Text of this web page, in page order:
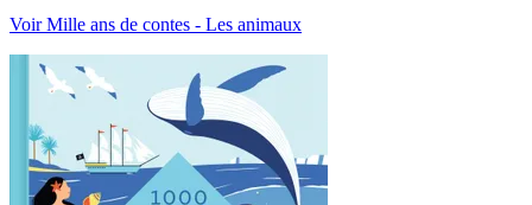
Voir Mille ans de contes - Les animaux